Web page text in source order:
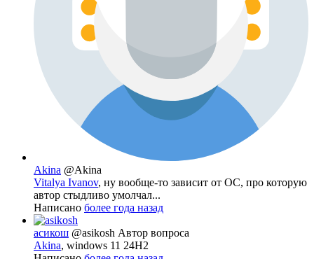
Akina @Akina
Vitalya Ivanov, ну вообще-то зависит от ОС, про которую
автор стыдливо умолчал...
Написано более года назад
асикош @asikosh Автор вопроса
Akina, windows 11 24H2